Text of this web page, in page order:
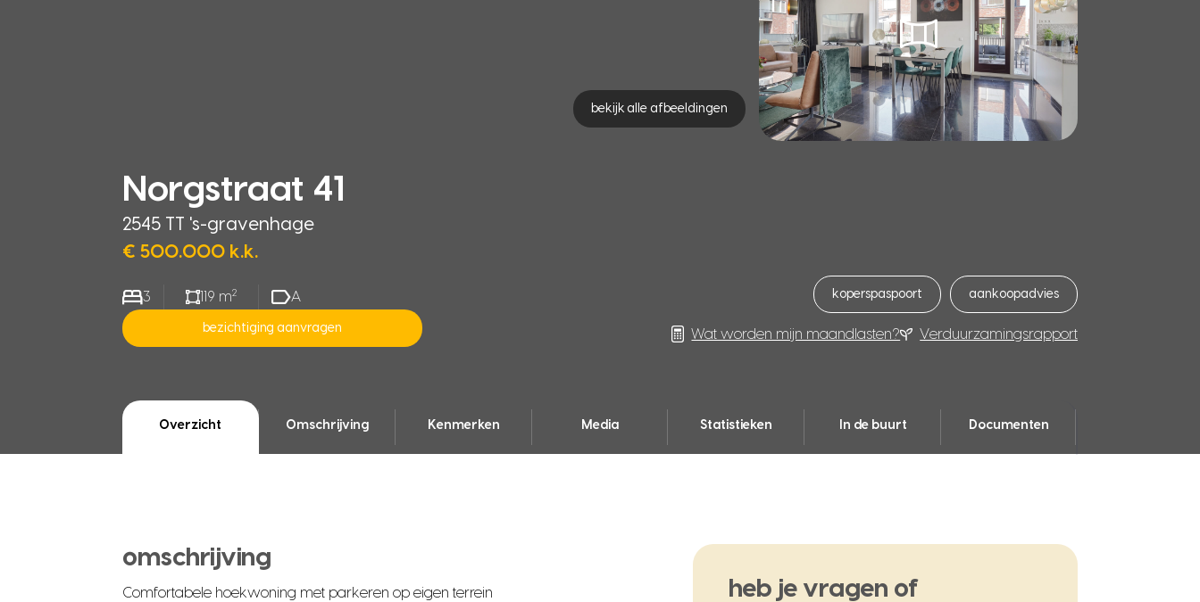
bekijk alle afbeeldingen
Norgstraat 41
2545 TT 's-gravenhage
€ 500.000 k.k.
3 119 m2 A
bezichtiging aanvragen
koperspaspoort aankoopadvies
Wat worden mijn maandlasten? Verduurzamingsrapport
Overzicht Omschrijving Kenmerken Media Statistieken In de buurt Documenten
omschrijving
Comfortabele hoekwoning met parkeren op eigen terrein
heb je vragen of